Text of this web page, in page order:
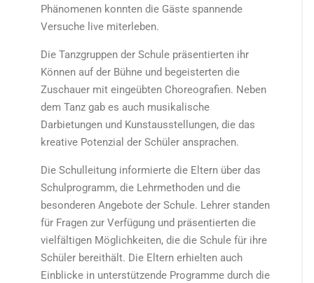
Phänomenen konnten die Gäste spannende
Versuche live miterleben.
Die Tanzgruppen der Schule präsentierten ihr
Können auf der Bühne und begeisterten die
Zuschauer mit eingeübten Choreografien. Neben
dem Tanz gab es auch musikalische
Darbietungen und Kunstausstellungen, die das
kreative Potenzial der Schüler ansprachen.
Die Schulleitung informierte die Eltern über das
Schulprogramm, die Lehrmethoden und die
besonderen Angebote der Schule. Lehrer standen
für Fragen zur Verfügung und präsentierten die
vielfältigen Möglichkeiten, die die Schule für ihre
Schüler bereithält. Die Eltern erhielten auch
Einblicke in unterstützende Programme durch die